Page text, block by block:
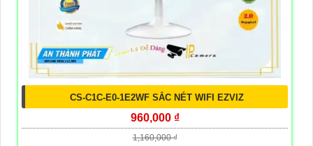
CS-C1C-E0-1E2WF SẮC NÉT WIFI EZVIZ
960,000 ₫
1,160,000 ₫